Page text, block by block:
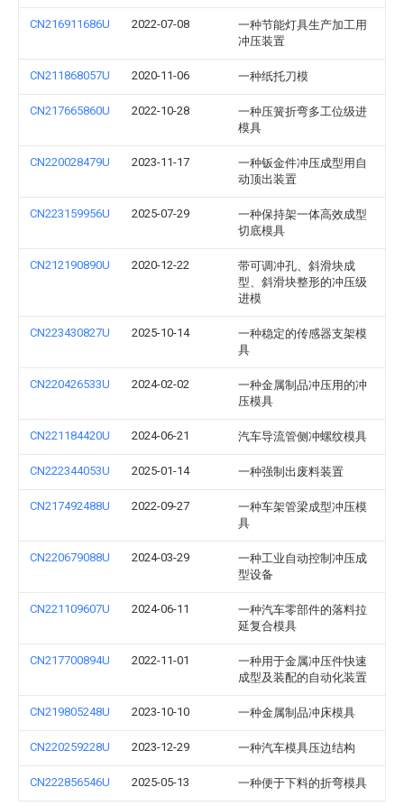
CN216911686U 2022-07-08
一种节能灯具生产加工用
冲压装置
CN211868057U 2020-11-06 一种纸托刀模
CN217665860U 2022-10-28
一种压簧折弯多工位级进
模具
CN220028479U 2023-11-17
一种钣金件冲压成型用自
动顶出装置
CN223159956U 2025-07-29
一种保持架一体高效成型
切底模具
CN212190890U 2020-12-22
带可调冲孔、斜滑块成
型、斜滑块整形的冲压级
进模
CN223430827U 2025-10-14
一种稳定的传感器支架模
具
CN220426533U 2024-02-02
一种金属制品冲压用的冲
压模具
CN221184420U 2024-06-21 汽车导流管侧冲螺纹模具
CN222344053U 2025-01-14 一种强制出废料装置
CN217492488U 2022-09-27
一种车架管梁成型冲压模
具
CN220679088U 2024-03-29
一种工业自动控制冲压成
型设备
CN221109607U 2024-06-11
一种汽车零部件的落料拉
延复合模具
CN217700894U 2022-11-01
一种用于金属冲压件快速
成型及装配的自动化装置
CN219805248U 2023-10-10 一种金属制品冲床模具
CN220259228U 2023-12-29 一种汽车模具压边结构
CN222856546U 2025-05-13 一种便于下料的折弯模具